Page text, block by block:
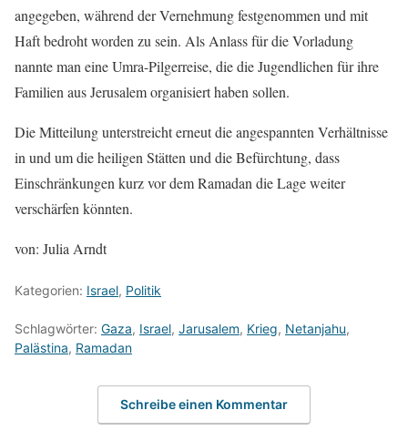
angegeben, während der Vernehmung festgenommen und mit
Haft bedroht worden zu sein. Als Anlass für die Vorladung
nannte man eine Umra-Pilgerreise, die die Jugendlichen für ihre
Familien aus Jerusalem organisiert haben sollen.
Die Mitteilung unterstreicht erneut die angespannten Verhältnisse
in und um die heiligen Stätten und die Befürchtung, dass
Einschränkungen kurz vor dem Ramadan die Lage weiter
verschärfen könnten.
von: Julia Arndt
Kategorien: Israel, Politik
Schlagwörter: Gaza, Israel, Jarusalem, Krieg, Netanjahu,
Palästina, Ramadan
Schreibe einen Kommentar